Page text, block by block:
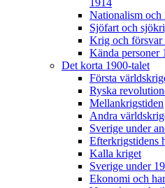
Nationalism och
Sjöfart och
Krig och försvar
Kända personer
Det korta 1900-talet
Första
Ryska
Mellankrigstiden
Andra
Sverige under
Efterkrigstidens
Kalla kriget
Sverige under
Ekonomi och